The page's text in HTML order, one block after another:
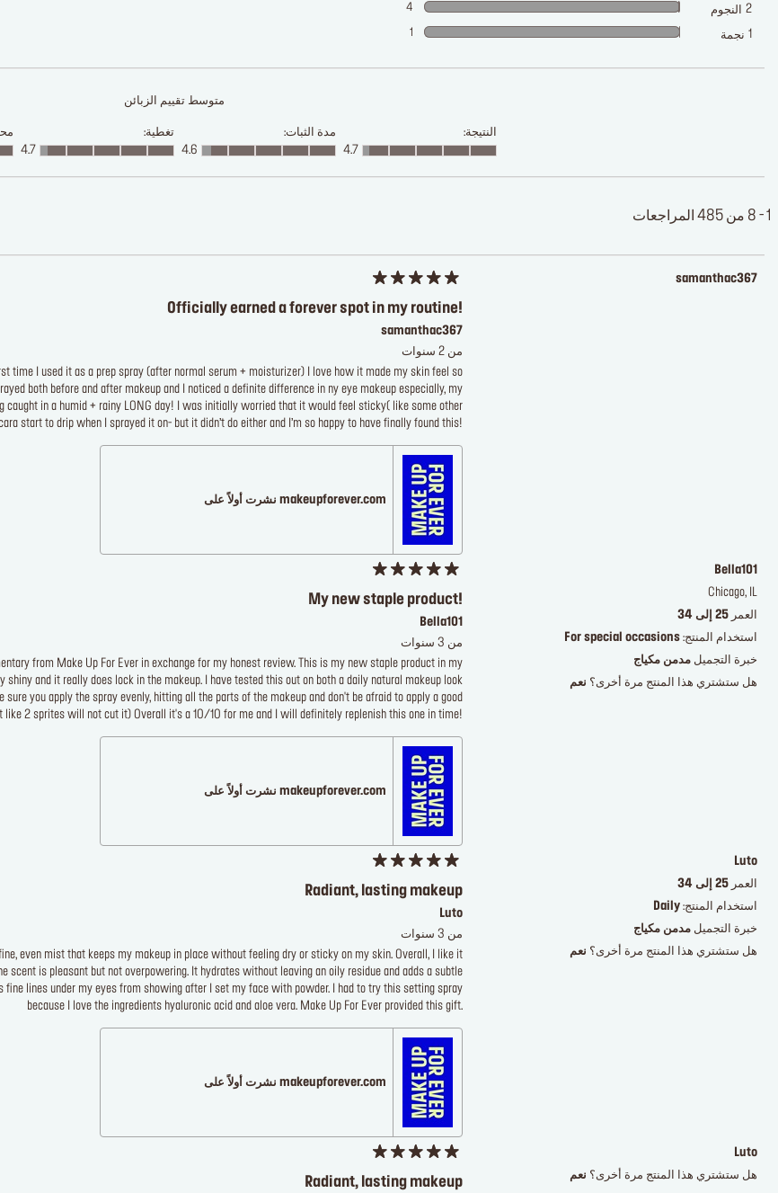
2 النجوم 4
1 نجمة 1
متوسط تقييم الزبائن
النتيجة:
4.7
مدة الثبات:
4.6
تغطية:
4.7
1 - 8 من 485 المراجعات
samanthac367
Officially earned a forever spot in my routine!
samanthac367
من 2 سنوات
time I used it as a prep spray (after normal serum + moisturizer) I love how it made my skin feel so
both before and after makeup and I noticed a definite difference in ny eye makeup especially, my
caught in a humid + rainy LONG day! I was initially worried that it would feel sticky( like some other
start to drip when I sprayed it on- but it didn’t do either and I’m so happy to have finally found this!
makeupforever.com نشرت أولاً على
Bella101
Chicago, IL
العمر 25 إلى 34
استخدام المنتج: For special occasions
خبرة التجميل مدمن مكياج
هل ستشتري هذا المنتج مرة أخرى؟ نعم
My new staple product!
Bella101
من 3 سنوات
from Make Up For Ever in exchange for my honest review. This is my new staple product in my
and it really does lock in the makeup. I have tested this out on both a daily natural makeup look
you apply the spray evenly, hitting all the parts of the makeup and don't be afraid to apply a good
like 2 sprites will not cut it) Overall it's a 10/10 for me and I will definitely replenish this one in time!
makeupforever.com نشرت أولاً على
Luto
العمر 25 إلى 34
استخدام المنتج: Daily
خبرة التجميل مدمن مكياج
هل ستشتري هذا المنتج مرة أخرى؟ نعم
Radiant, lasting makeup
Luto
من 3 سنوات
even mist that keeps my makeup in place without feeling dry or sticky on my skin. Overall, I like it
scent is pleasant but not overpowering. It hydrates without leaving an oily residue and adds a subtle
lines under my eyes from showing after I set my face with powder. I had to try this setting spray
because I love the ingredients hyaluronic acid and aloe vera. Make Up For Ever provided this gift.
makeupforever.com نشرت أولاً على
Luto
هل ستشتري هذا المنتج مرة أخرى؟ نعم Radiant, lasting makeup